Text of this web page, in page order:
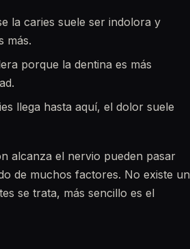
la caries suele ser indolora y
más.
porque la dentina es más
llega hasta aquí, el dolor suele
alcanza el nervio pueden pasar
de muchos factores. No existe un
se trata, más sencillo es el